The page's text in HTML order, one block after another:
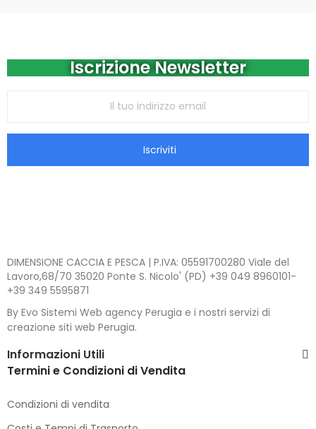
Iscrizione Newsletter
Iscriviti
DIMENSIONE CACCIA E PESCA | P.IVA: 05591700280 Viale del
Lavoro,68/70 35020 Ponte S. Nicolo' (PD) +39 049 8960101-
+39 349 5595871
By Evo Sistemi Web agency Perugia e i nostri servizi di
creazione siti web Perugia.
Informazioni Utili
Termini e Condizioni di Vendita
Condizioni di vendita